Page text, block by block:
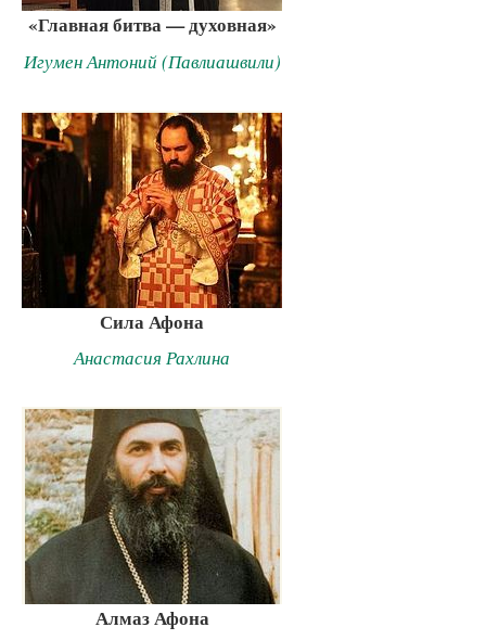
«Главная битва — духовная»
Игумен Антоний (Павлиашвили)
Сила Афона
Анастасия Рахлина
Алмаз Афона